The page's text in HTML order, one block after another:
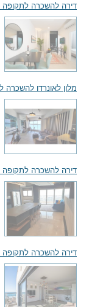
דירה להשכרה לתקופה קצרה 2 חדרים
מלון לאונרדו להשכרה לתקופה
דירה להשכרה לתקופה קצרה 3 חדרים
דירה להשכרה לתקופה קצרה 2.5 חדרים